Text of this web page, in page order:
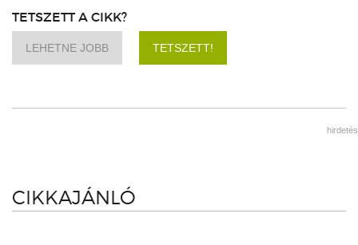
TETSZETT A CIKK?
LEHETNE JOBB TETSZETT!
hirdetés
CIKKAJÁNLÓ